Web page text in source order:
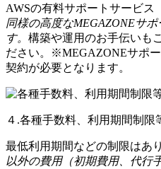
AWSの有料サポートサービス
同様の高度なMEGAZONEサ
す。 構築や運用のお手伝いも
ださい。※MEGAZONEサポ
契約が必要となります。
４.各種手数料、利用期間制限
最低利用期間などの制限はあ
以外の費用（初期費用、代行